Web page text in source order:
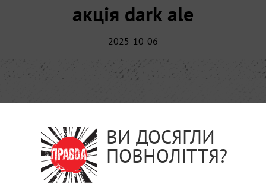
акція dark ale
2025-10-06
ВИ ДОСЯГЛИ
ПОВНОЛІТТЯ?